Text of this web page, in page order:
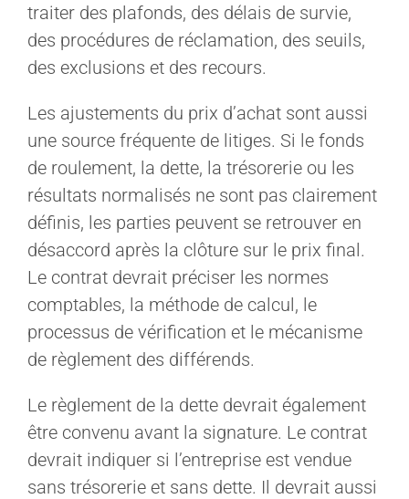
traiter des plafonds, des délais de survie,
des procédures de réclamation, des seuils,
des exclusions et des recours.
Les ajustements du prix d’achat sont aussi
une source fréquente de litiges. Si le fonds
de roulement, la dette, la trésorerie ou les
résultats normalisés ne sont pas clairement
définis, les parties peuvent se retrouver en
désaccord après la clôture sur le prix final.
Le contrat devrait préciser les normes
comptables, la méthode de calcul, le
processus de vérification et le mécanisme
de règlement des différends.
Le règlement de la dette devrait également
être convenu avant la signature. Le contrat
devrait indiquer si l’entreprise est vendue
sans trésorerie et sans dette. Il devrait aussi